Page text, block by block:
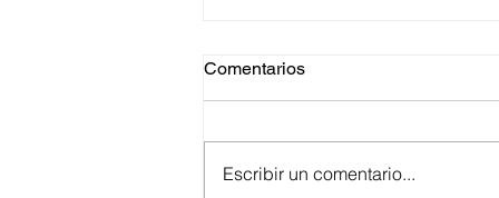
Comentarios
Escribir un comentario...